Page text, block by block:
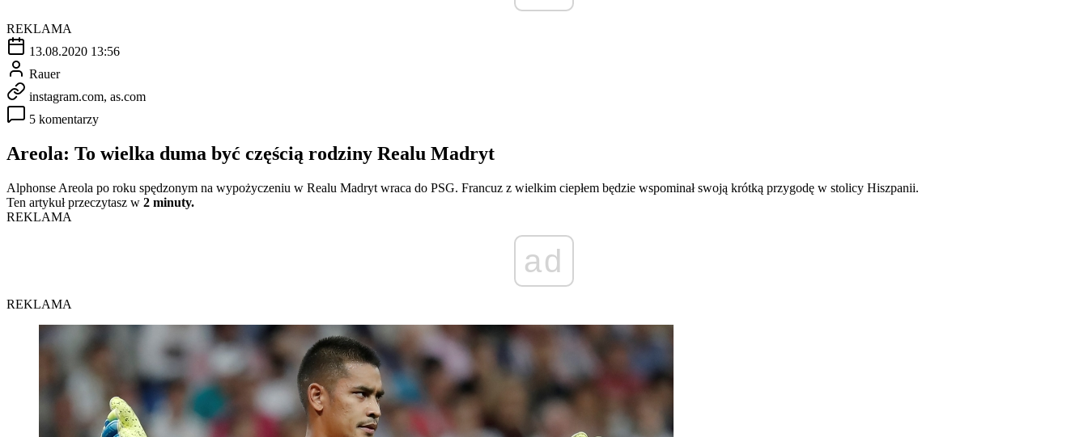
REKLAMA
13.08.2020 13:56
Rauer
instagram.com, as.com
5 komentarzy
Areola: To wielka duma być częścią rodziny Realu Madryt
Alphonse Areola po roku spędzonym na wypożyczeniu w Realu Madryt wraca do PSG. Francuz z wielkim ciepłem będzie wspominał swoją krótką przygodę w stolicy Hiszpanii.
Ten artykuł przeczytasz w 2 minuty.
REKLAMA
ad
REKLAMA